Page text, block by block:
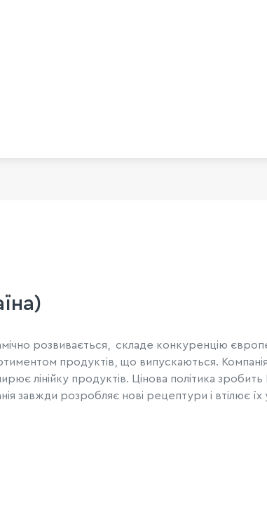
розвивається, складе конкуренцію
продуктів, що випускаються. Компанія
лінійку продуктів. Цінова політика
завжди розробляє нові рецептури і втілює їх